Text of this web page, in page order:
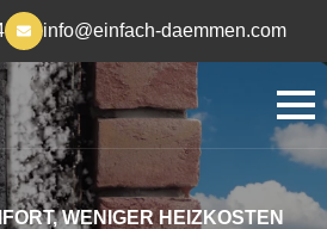
info@einfach-daemmen.com
WENIGER HEIZKOSTEN